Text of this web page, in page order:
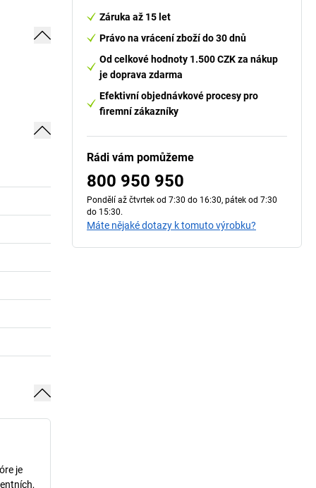
je
Záruka až 15 let
Právo na vrácení zboží do 30 dnů
Od celkové hodnoty 1.500 CZK za nákup
je doprava zdarma
Efektivní objednávkové procesy pro
firemní zákazníky
Rádi vám pomůžeme
800 950 950
Pondělí až čtvrtek od 7:30 do 16:30, pátek od 7:30
do 15:30.
Máte nějaké dotazy k tomuto výrobku?